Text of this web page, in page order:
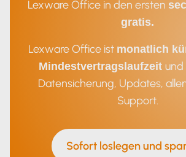
Lexware Office in den ersten
gratis.
Lexware Office ist monatlich
Mindestvertragslaufzeit und
Datensicherung, Updates,
Support.
Sofort loslegen und